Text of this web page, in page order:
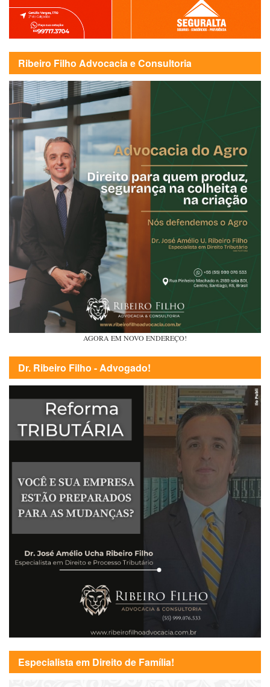
Ribeiro Filho Advocacia e Consultoria
AGORA EM NOVO ENDEREÇO!
Dr. Ribeiro Filho - Advogado!
Especialista em Direito de Família!